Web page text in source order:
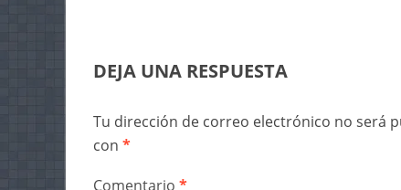
DEJA UNA RESPUESTA
Tu dirección de correo electrónico no será
con *
Comentario *